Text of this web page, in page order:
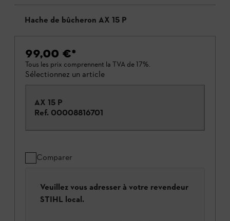
Hache de bûcheron AX 15 P
99,00 €*
Tous les prix comprennent la TVA de 17%.
Sélectionnez un article
AX 15 P
Ref. 00008816701
Comparer
Veuillez vous adresser à votre revendeur
STIHL local.